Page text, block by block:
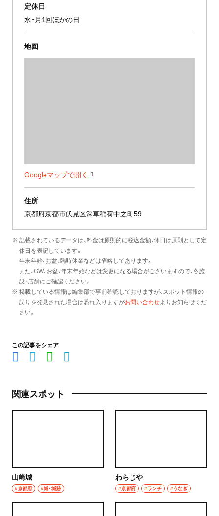
定休日
水・月1回ほかの日
地図
Googleマップで開く
住所
京都府京都市伏見区深草稲荷中之町59
※ 記載されているデータは、料金は原則的に税込金額、休日は原則として定
休日を表記しています。
年末年始、お盆、臨時休業などは省略してあります。
また、GW、お盆、年末年始などは変更になる場合がございますので、各施
設・店舗にご確認ください。
※ 掲載している情報は編集部で事前確認しておりますが、スポット情報の
誤りを発見された場合は恐れ入りますがお問い合わせよりお知らせくだ
さい。
この記事をシェア
関連スポット
山崎城
#京都府 #城・城跡
わらじや
#京都府 #ランチ #うなぎ